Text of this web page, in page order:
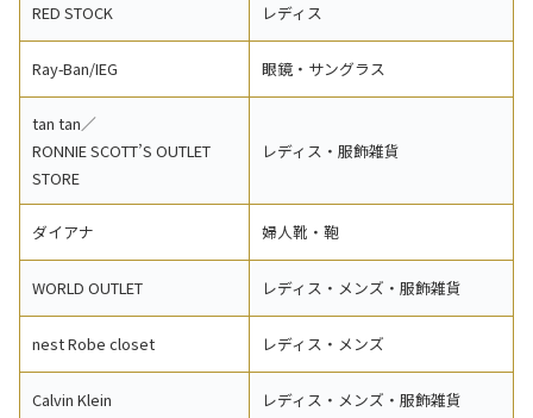
RED STOCK レディス
Ray-Ban/IEG 眼鏡・サングラス
tan tan／
RONNIE SCOTT’S OUTLET
STORE
レディス・服飾雑貨
ダイアナ 婦人靴・鞄
WORLD OUTLET レディス・メンズ・服飾雑貨
nest Robe closet レディス・メンズ
Calvin Klein レディス・メンズ・服飾雑貨